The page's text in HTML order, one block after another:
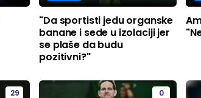
"Da sportisti jedu organske
banane i sede u izolaciji jer
se plaše da budu
pozitivni?"
29 0